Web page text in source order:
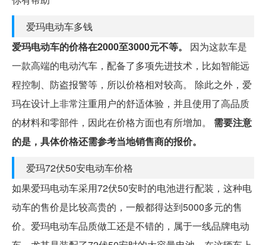
爱玛电动车多钱
爱玛电动车的价格在2000至3000元不等。
因为这款车是
一款高端的电动汽车，配备了多项先进技术，比如智能远
程控制、防盗报警等，所以价格相对较高。 除此之外，爱
玛在设计上非常注重用户的舒适体验，并且使用了高品质
的材料和零部件，因此在价格方面也有所增加。 需要注意
的是，具体价格还需参考当地销售商的报价。
爱玛72伏50安电动车价格
如果爱玛电动车采用72伏50安时的电池进行配装，这种电
动车的售价是比较高贵的，一般都得达到5000多元的售
价。爱玛电动车品质做工还是不错的，属于一线品牌电动